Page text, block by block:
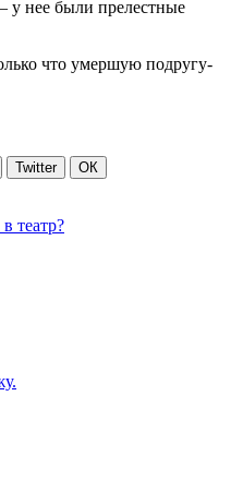
у нее были прелестные
что умершую подругу-
Twitter ОК
театр?